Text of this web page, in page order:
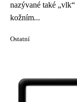
nazývané také
kožním...
Ostatní